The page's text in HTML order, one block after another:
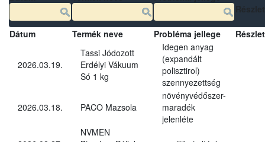
Dátum Termék neve Probléma jellege
2026.03.19.
Tassi Jódozott
Erdélyi Vákuum
Só 1 kg
Idegen anyag
(expandált
polisztirol)
szennyezettség
2026.03.18. PACO Mazsola
növényvédőszer-
maradék
jelenléte
NVMEN